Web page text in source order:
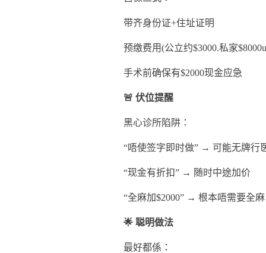
带齐身份证+住址证明
预缴费用(公立约$3000.私家
手术前确保有$2000现金应急
🚨 伏位提醒
黑心诊所陷阱：
“唔使签字即时做” → 可能无牌行
“现金有折扣” → 随时中途加价
“全麻加$2000” → 根本唔需要全麻
🌟 聪明做法
最好都係：